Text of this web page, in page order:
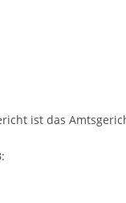
ist das